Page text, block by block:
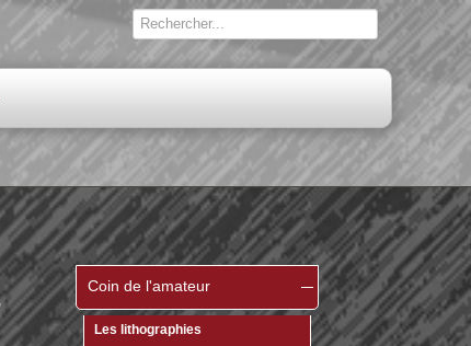
Coin de l'amateur
Les lithographies